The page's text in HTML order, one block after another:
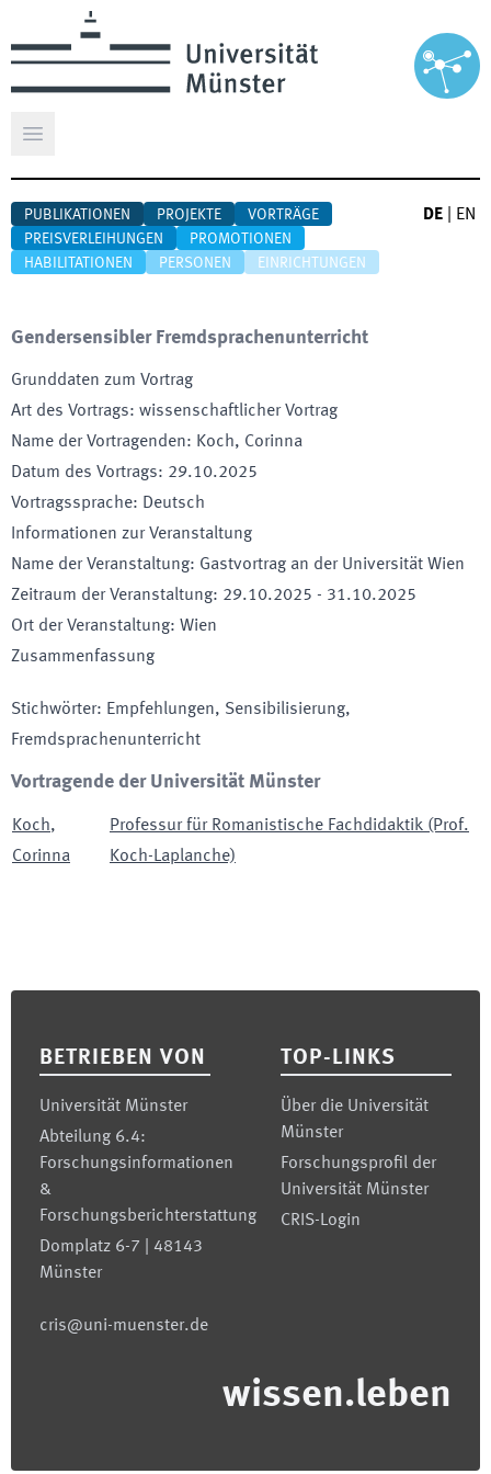
Hauptmenü öffnen
PUBLIKATIONEN PROJEKTE
VORTRÄGE
PREISVERLEIHUNGEN
PROMOTIONEN
HABILITATIONEN
PERSONEN EINRICHTUNGEN
DE EN
Gendersensibler Fremdsprachenunterricht
Grunddaten zum Vortrag
Art des Vortrags: wissenschaftlicher Vortrag
Name der Vortragenden: Koch, Corinna
Datum des Vortrags: 29.10.2025
Vortragssprache: Deutsch
Informationen zur Veranstaltung
Name der Veranstaltung: Gastvortrag an der Universität Wien
Zeitraum der Veranstaltung: 29.10.2025 - 31.10.2025
Ort der Veranstaltung: Wien
Zusammenfassung
Stichwörter: Empfehlungen, Sensibilisierung,
Fremdsprachenunterricht
Vortragende der Universität Münster
Koch,
Corinna
Professur für Romanistische Fachdidaktik (Prof.
Koch-Laplanche)
BETRIEBEN VON
Universität Münster
Abteilung 6.4:
Forschungsinformationen
&
Forschungsberichterstattung
Domplatz 6-7 | 48143
Münster
cris@uni-muenster.de
TOP-LINKS
Über die Universität
Münster
Forschungsprofil der
Universität Münster
CRIS-Login
wissen.leben